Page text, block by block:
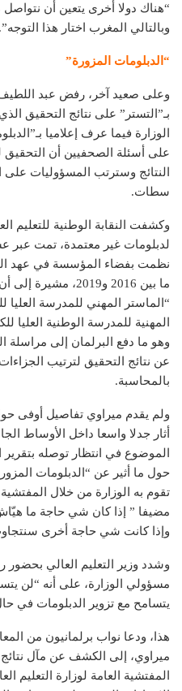
“هناك دولا أخرى يتعين أن نتواصل
وبالتالي المغرب اختار هذا التوجه”.
“الدبلومات المزورة”
وعلى صعيد آخر، رفض عبد اللطيف
بـ”التستر” على نتائج التحقيق
الوزارة فيما عرف إعلاميا
على أسئلة الصحفيين أن التحقيق
النتائج وسترتب المسؤوليات
سطات.
وكشفت النقابة الوطنية للتعليم
لدبلومات غير معتمدة، تمت عبر
نظمت بفضاء المؤسسة في عهد
ما بين 2016 و2019،
“الماستر المهني للمدرسة العليا
المهنية للمدرسة الوطنية العليا
وهو ما دفع البرلمان إلى مراسلة
عن نتائج التحقيق لترتيب
بالمحاسبة.
ولم يقدم ميراوي تفاصيل أوفى
أثار جدلا واسعا داخل الأوساط
الموضوع في انتظار توصله بتقرير
حول ما أثير عن “الدبلومات
تقوم به الوزارة من خلال
مضيفا ” إذا كان شي حاجة ما
وإذا كانت شي حاجة أخرى
وشدد وزير التعليم العالي
مسؤولي الوزارة، على أنه “لن
يتسامح مع تزوير الدبلومات في
هذا، ودعا نواب برلمانيون من
ميراوي، إلى الكشف عن مآل نتائج
المفتشية العامة لوزارة التعليم